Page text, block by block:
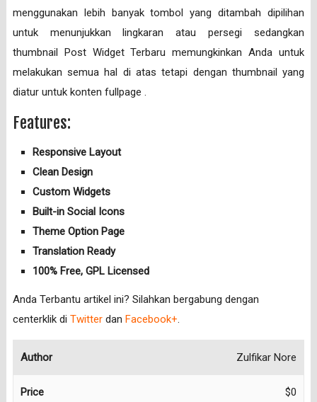
menggunakan lebih banyak tombol yang ditambah dipilihan
untuk menunjukkan lingkaran atau persegi sedangkan
thumbnail Post Widget Terbaru memungkinkan Anda untuk
melakukan semua hal di atas tetapi dengan thumbnail yang
diatur untuk konten fullpage .
Features:
Responsive Layout
Clean Design
Custom Widgets
Built-in Social Icons
Theme Option Page
Translation Ready
100% Free, GPL Licensed
Anda Terbantu artikel ini? Silahkan bergabung dengan
centerklik di Twitterdan Facebook+.
Author Zulfikar Nore
Price $0